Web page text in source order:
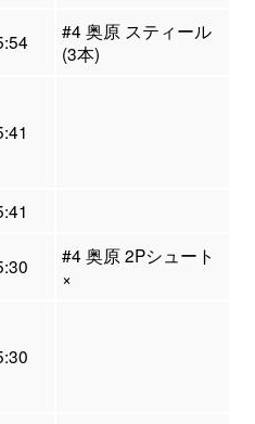
#4 奥原 スティール
(3本)
#4 奥原 2Pシュート
×